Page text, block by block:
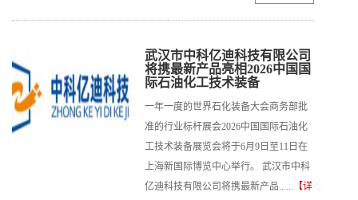
武汉市中科亿迪科技有限公司
将携最新产品亮相2026中国国
际石油化工技术装备
一年一度的世界石化装备大会商务部批
准的行业标杆展会2026中国国际石油化
工技术装备展览会将于6月9日至11日在
上海新国际博览中心举行。 武汉市中科
亿迪科技有限公司将携最新产品...... 【详